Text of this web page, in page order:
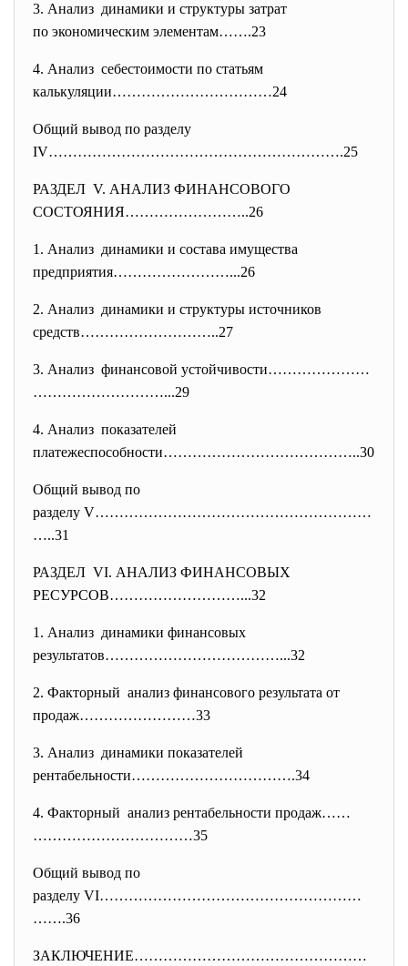
3. Анализ динамики и структуры затрат
по экономическим элементам…….23
4. Анализ себестоимости по статьям
калькуляции……………………………24
Общий вывод по разделу
IV…………………………………………………….25
РАЗДЕЛ V. АНАЛИЗ ФИНАНСОВОГО
СОСТОЯНИЯ……………………..26
1. Анализ динамики и состава имущества
предприятия……………………...26
2. Анализ динамики и структуры источников
средств………………………..27
3. Анализ финансовой устойчивости…………………
………………………...29
4. Анализ показателей
платежеспособности…………………………………..30
Общий вывод по
разделу V…………………………………………………
…..31
РАЗДЕЛ VI. АНАЛИЗ ФИНАНСОВЫХ
РЕСУРСОВ………………………...32
1. Анализ динамики финансовых
результатов………………………………...32
2. Факторный анализ финансового результата от
продаж……………………33
3. Анализ динамики показателей
рентабельности…………………………….34
4. Факторный анализ рентабельности продаж……
……………………………35
Общий вывод по
разделу VI………………………………………………
…….36
ЗАКЛЮЧЕНИЕ…………………………………………